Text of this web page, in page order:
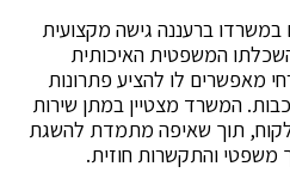
במשרדו ברעננה גישה מקצועית
המשפטית האיכותית
מאפשרים לו להציע פתרונות
המשרד מצטיין במתן שירות
לקוח, תוך שאיפה מתמדת להשגת
משפטי והתקשרות חוזית.